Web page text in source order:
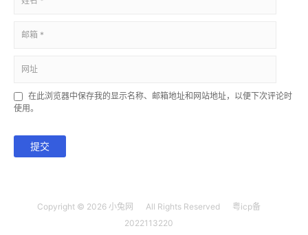
在此浏览器中保存我的显示名称、邮箱地址和网站地址，以便下次评论时
使用。
提交
Copyright © 2026 小兔网 All Rights Reserved
粤icp备
2022113220